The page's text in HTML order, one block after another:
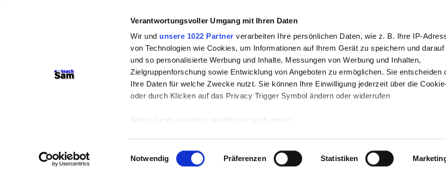
Verantwortungsvoller Umgang mit Ihren Daten
Wir und unsere 1022 Partner verarbeiten Ihre persönlichen Daten, wie z. B. Ihre IP-
von Technologien wie Cookies, um Informationen auf Ihrem Gerät zu speichern und
und so personalisierte Werbung und Inhalte, Messungen von Werbung und Inhalten,
Zielgruppenforschung sowie Entwicklung von Angeboten zu ermöglichen. Sie entscheiden
Ihre Daten für welche Zwecke nutzt. Sie können Ihre Einwilligung jederzeit über die
oder durch Klicken auf das Privacy Trigger Symbol ändern oder widerrufen
Wenn Sie es erlauben, würden wir auch gerne:
Ihr Gerät durch aktives Scannen nach bestimmten Merkmalen (Fingerprinting)
Erfahren Sie mehr darüber, wie Ihre persönlichen Daten verarbeitet werden, und legen Sie
Einwilligungsauswahl
Notwendig Präferenzen Statistiken